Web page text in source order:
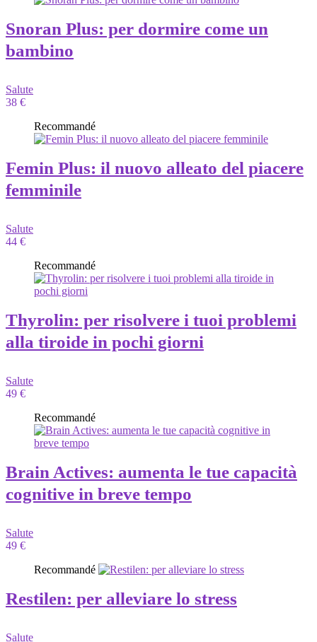
Snoran Plus: per dormire come un
bambino
Salute
38 €
Recommandé
Femin Plus: il nuovo alleato del piacere
femminile
Salute
44 €
Recommandé
Thyrolin: per risolvere i tuoi problemi
alla tiroide in pochi giorni
Salute
49 €
Recommandé
Brain Actives: aumenta le tue capacità
cognitive in breve tempo
Salute
49 €
Recommandé
Restilen: per alleviare lo stress
Salute